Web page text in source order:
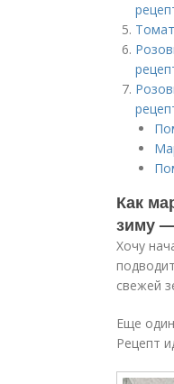
Как
зиму
Хочу
свежей
Еще
Рецепт